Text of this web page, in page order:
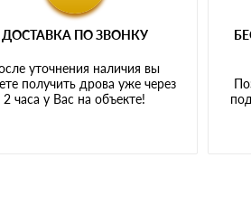
ДОСТАВКА ПО ЗВОНКУ
уточнения наличия вы
получить дрова уже через
2 часа у Вас на объекте!